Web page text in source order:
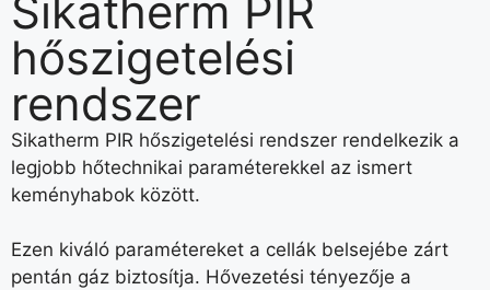
hőszigetelési
rendszer
Sikatherm PIR hőszigetelési rendszer rendelkezik a
legjobb hőtechnikai paraméterekkel az ismert
keményhabok között.
Ezen kiváló paramétereket a cellák belsejébe zárt
pentán gáz biztosítja. Hővezetési tényezője a